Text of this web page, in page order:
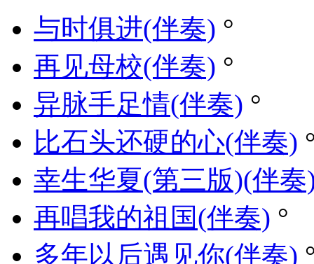
与时俱进(伴奏) °
再见母校(伴奏) °
异脉手足情(伴奏) °
比石头还硬的心(伴奏)
幸生华夏(第三版)(伴奏
再唱我的祖国(伴奏) °
多年以后遇见你(伴奏)